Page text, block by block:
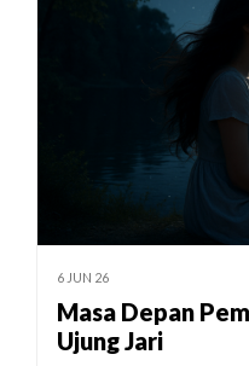
6 JUN 26
Masa Depan
Ujung Jari